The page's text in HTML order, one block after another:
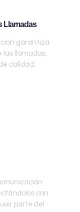
Llamadas
garantiza
las llamadas,
calidad.
con
parte del